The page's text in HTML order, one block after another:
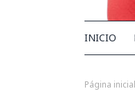
INICIO
Página inicial